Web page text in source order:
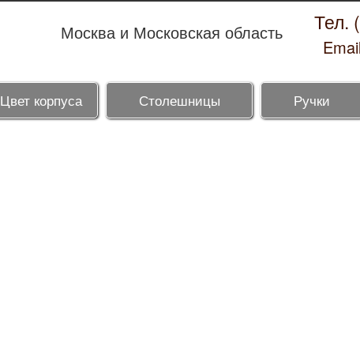
Москва и Московская область Тел.
Цвет корпуса Столешницы Ручки